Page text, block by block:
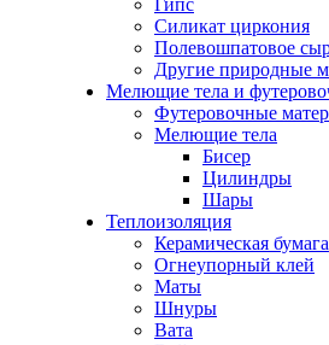
Гипс
Силикат циркония
Полевошпатовое
Другие природные
Мелющие тела и
Футеровочные
Мелющие тела
Бисер
Цилиндры
Шары
Теплоизоляция
Керамическая бумага
Огнеупорный клей
Маты
Шнуры
Вата